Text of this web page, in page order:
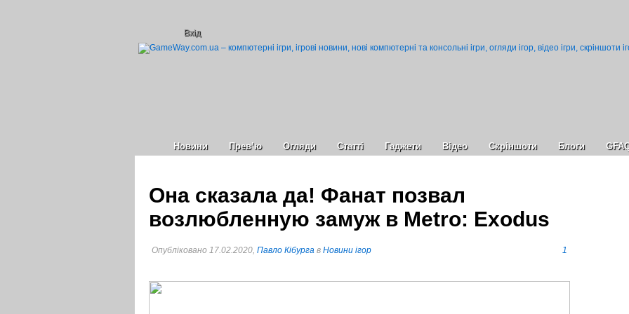
Вхід
Новини Прев’ю Огляди Статті Гаджети Відео Cкріншоти Блоги
Она сказала да! Фанат позвал
возлюбленную замуж в Metro: Exodus
Опубліковано 17.02.2020, Павло Кібурга в Новини ігор 1